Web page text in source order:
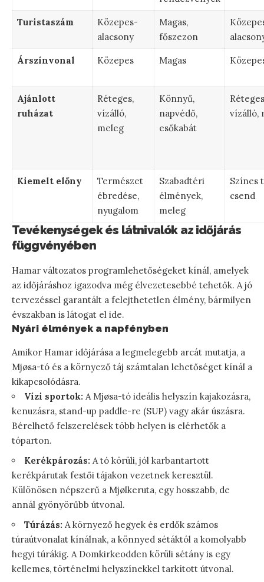
Turistaszám
Közepes-
alacsony
Magas,
főszezon
Árszínvonal Közepes Magas
Ajánlott
ruházat
Réteges,
vízálló,
meleg
Könnyű,
napvédő,
esőkabát
vízálló,
Kiemelt előny
Természet
ébredése,
nyugalom
Szabadtéri
élmények,
meleg
Színes
csend
Tevékenységek és látnivalók az időjárás
függvényében
Hamar változatos programlehetőségeket kínál, amelyek
az időjáráshoz igazodva még élvezetesebbé tehetők. A jó
tervezéssel garantált a felejthetetlen élmény, bármilyen
évszakban is látogat el ide.
Nyári élmények a napfényben
Amikor Hamar időjárása a legmelegebb arcát mutatja, a
Mjøsa-tó és a környező táj számtalan lehetőséget kínál a
kikapcsolódásra.
Vízi sportok: A Mjøsa-tó ideális helyszín kajakozásra,
kenuzásra, stand-up paddle-re (SUP) vagy akár úszásra.
Bérelhető felszerelések több helyen is elérhetők a
tóparton.
Kerékpározás: A tó körüli, jól karbantartott
kerékpárutak festői tájakon vezetnek keresztül.
Különösen népszerű a Mjølkeruta, egy hosszabb, de
annál gyönyörűbb útvonal.
Túrázás: A környező hegyek és erdők számos
túraútvonalat kínálnak, a könnyed sétáktól a komolyabb
hegyi túrákig. A Domkirkeodden körüli sétány is egy
kellemes, történelmi helyszínekkel tarkított útvonal.